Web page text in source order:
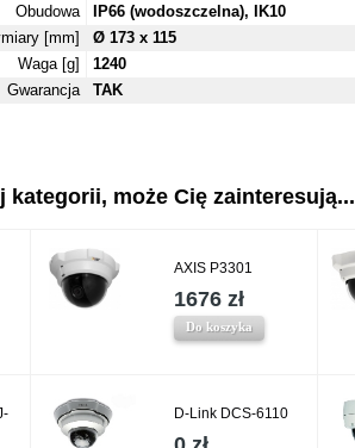
Obudowa
IP66 (wodoszczelna), IK10
[mm]
Ø 173 x 115
Waga [g]
1240
Gwarancja
TAK
kategorii, może Cię zainteresują...
AXIS P3301
1676 zł
Do koszyka
D-Link DCS-6110